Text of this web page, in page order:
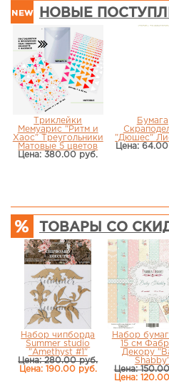
НОВЫЕ
Триклейки
Мемуарис "Ритм и
Хаос" Треугольники
Матовые 5 цветов
Цена: 380.00 руб.
Бумага
"Дюшес"
Цена:
ТОВАРЫ СО
Набор чипборда
Summer studio
"Amethyst #1"
Цена: 280.00 руб.
Цена: 190.00 руб.
Набор
15 см
Декору
Цена:
Цена: